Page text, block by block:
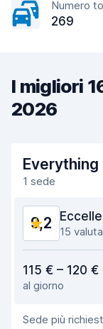
Numero
269
I migliori
2026
Everything
1 sede
9,2 15
Facile da trovare
Gentilezza degli
115 € – 120 €
al giorno
Sede più